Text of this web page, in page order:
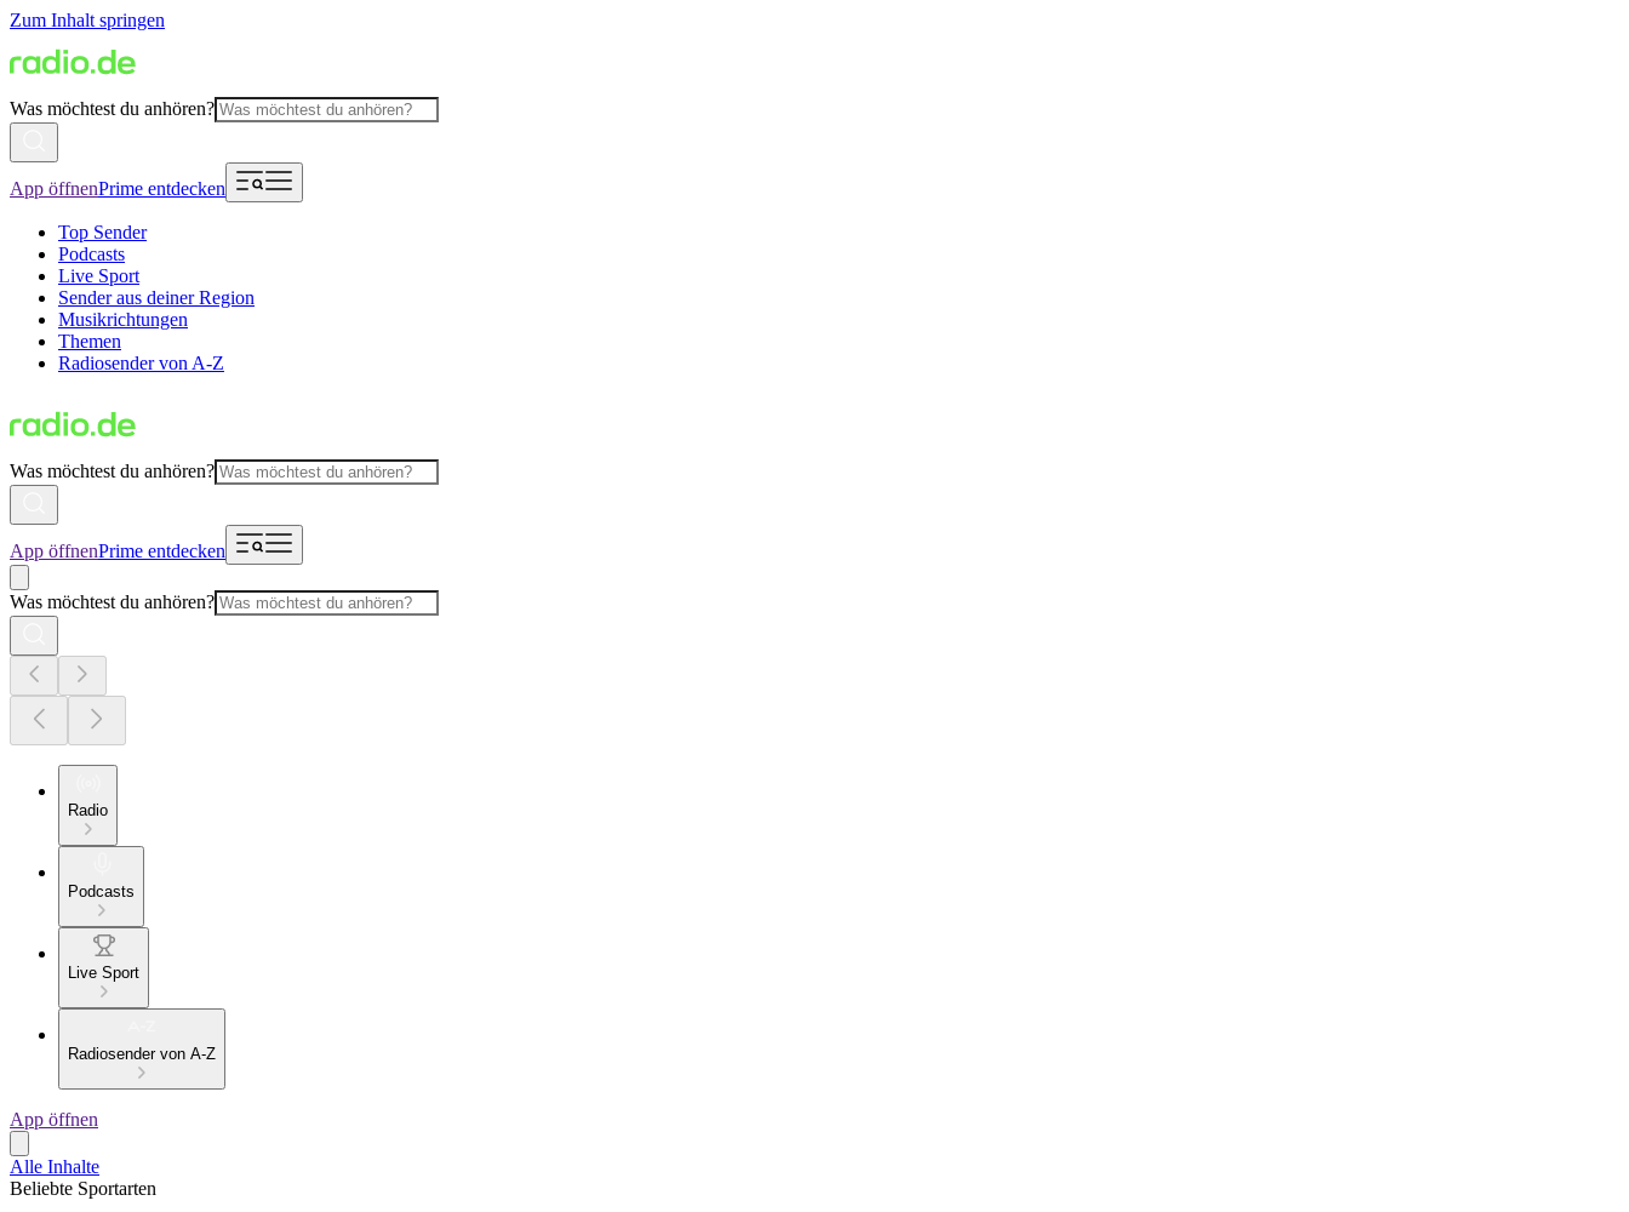
Zum Inhalt springen
Was möchtest du anhören?
App öffnenPrime entdecken
Top Sender
Podcasts
Live Sport
Sender aus deiner Region
Musikrichtungen
Themen
Radiosender von A-Z
Was möchtest du anhören?
App öffnenPrime entdecken
Was möchtest du anhören?
Radio
Podcasts
Live Sport
Radiosender von A-Z
App öffnen
Alle Inhalte
Beliebte Sportarten